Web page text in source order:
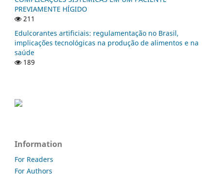
PREVIAMENTE HÍGIDO
211
Edulcorantes artificiais: regulamentação no Brasil,
implicações tecnológicas na produção de alimentos e na
saúde
189
Information
For Readers
For Authors